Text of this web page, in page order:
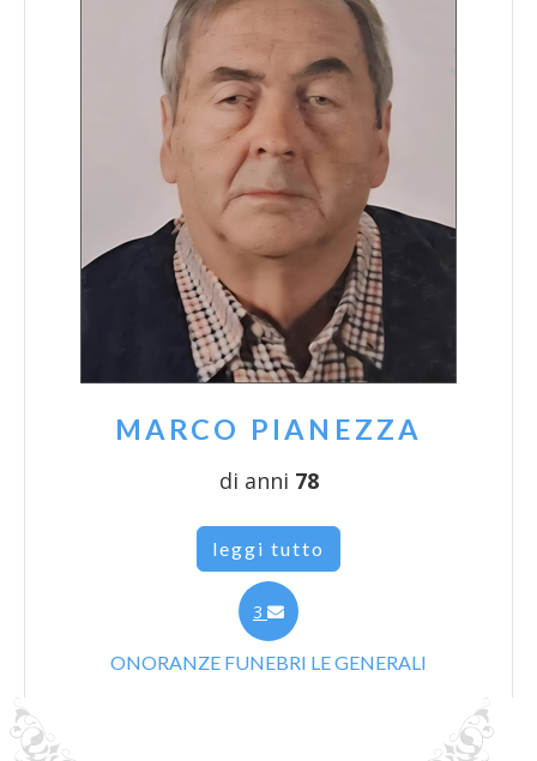
MARCO PIANEZZA
di anni 78
leggi tutto
3
ONORANZE FUNEBRI LE GENERALI